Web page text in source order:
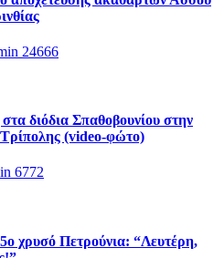
24666
διόδια Σπαθοβουνίου στην
(video-φώτο)
6772
χρυσό Πετρούνια: “Λευτέρη,